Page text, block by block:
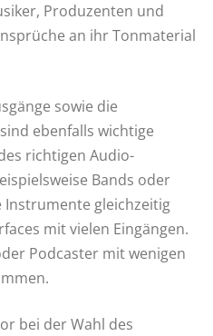
Produzenten und
an ihr Tonmaterial
sowie die
ebenfalls wichtige
richtigen Audio-
Bands oder
gleichzeitig
mit vielen Eingängen.
Podcaster mit wenigen
bei der Wahl des